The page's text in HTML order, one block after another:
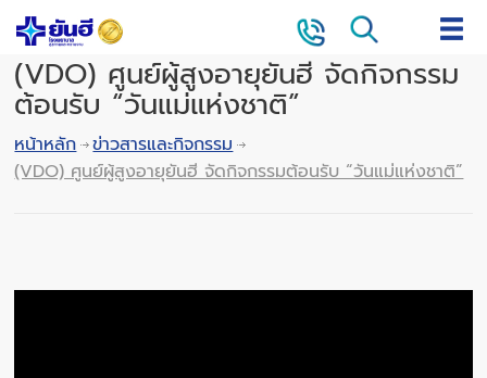
(VDO) ศูนย์ผู้สูงอายุยันฮี จัดกิจกรรม
ต้อนรับ “วันแม่แห่งชาติ”
หน้าหลัก
ข่าวสารและกิจกรรม
(VDO) ศูนย์ผู้สูงอายุยันฮี จัดกิจกรรมต้อนรับ “วันแม่แห่งชาติ”